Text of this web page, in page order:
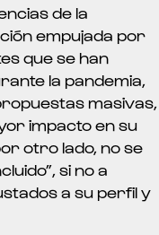
de la
empujada por
que se han
la pandemia,
masivas,
impacto en su
otro lado, no se
si no a
a su perfil y